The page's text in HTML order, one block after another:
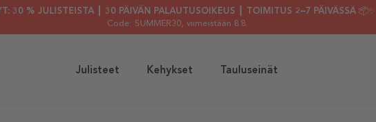
30 % JULISTEISTA ┃ 30 PÄIVÄN PALAUTUSOIKEUS ┃ TOIMITUS 2–7 PÄIVÄSSÄ 📦✨
Code: SUMMER30, viimeistään 8.8.
Julisteet Kehykset Tauluseinät